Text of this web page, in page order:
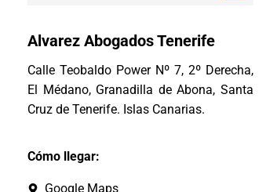
Alvarez Abogados Tenerife
Calle Teobaldo Power Nº 7, 2º Derecha,
El Médano, Granadilla de Abona, Santa
Cruz de Tenerife. Islas Canarias.
Cómo llegar:
Google Maps